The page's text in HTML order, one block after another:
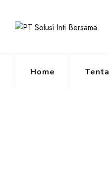
content
Home